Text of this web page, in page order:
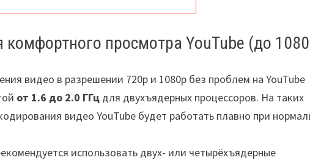
просмотра YouTube (до
видео в разрешении 720p и 1080p без проблем на YouTube
от 1.6 до 2.0 ГГц для двухъядерных процессоров. На таких
видео YouTube будет работать плавно при
использовать двух- или четырёхъядерные